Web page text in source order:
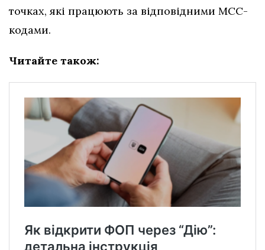
точках, які працюють за відповідними МСС-
кодами.
Читайте також: